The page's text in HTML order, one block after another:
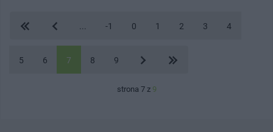
-1 0 1 2 3 4
5 6 7 8 9
strona 7 z 9